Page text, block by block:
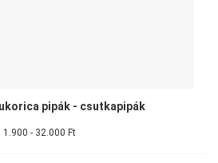
pipák - csutkapipák
1.900 - 32.000 Ft